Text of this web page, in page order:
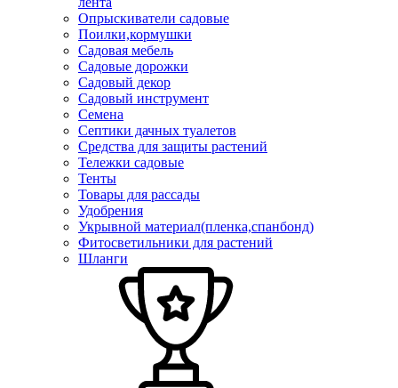
Опрыскиватели садовые
Поилки,кормушки
Садовая мебель
Садовые дорожки
Садовый декор
Садовый инструмент
Семена
Септики дачных туалетов
Средства для защиты растений
Тележки садовые
Тенты
Товары для рассады
Удобрения
Укрывной материал(пленка,спанбонд)
Фитосветильники для растений
Шланги